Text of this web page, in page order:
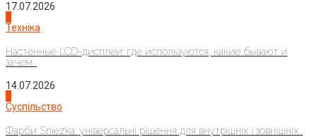
17.07.2026
Техніка
Настенные LCD-дисплеи: где используются, какие бывают и
зачем...
14.07.2026
Суспільство
Фарби Sniezka: універсальні рішення для внутрішніх і зовнішніх...